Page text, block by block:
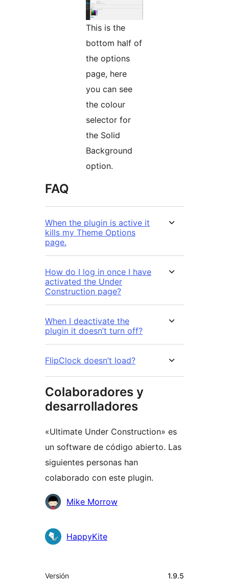
This is the
bottom half of
the options
page, here
you can see
the colour
selector for
the Solid
Background
option.
FAQ
When the plugin is active it
kills my Theme Options
page.
How do I log in once I have
activated the Under
Construction page?
When I deactivate the
plugin it doesn’t turn off?
FlipClock doesn’t load?
Colaboradores y
desarrolladores
«Ultimate Under Construction» es
un software de código abierto. Las
siguientes personas han
colaborado con este plugin.
Colaboradores
Mike Morrow
HappyKite
Meta
Versión 1.9.5